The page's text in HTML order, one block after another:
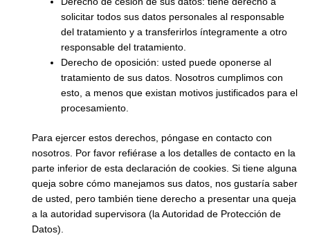
solicitar todos sus datos personales al responsable
del tratamiento y a transferirlos íntegramente a otro
responsable del tratamiento.
Derecho de oposición: usted puede oponerse al
tratamiento de sus datos. Nosotros cumplimos con
esto, a menos que existan motivos justificados para el
procesamiento.
Para ejercer estos derechos, póngase en contacto con
nosotros. Por favor refiérase a los detalles de contacto en la
parte inferior de esta declaración de cookies. Si tiene alguna
queja sobre cómo manejamos sus datos, nos gustaría saber
de usted, pero también tiene derecho a presentar una queja
a la autoridad supervisora (la Autoridad de Protección de
Datos).